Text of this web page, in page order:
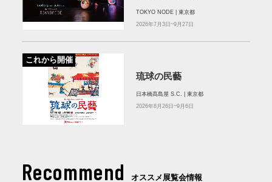
TOKYO NODE | 東京都
2026年7月3日~9月27日
これから開催
琉球の民藝
日本橋髙島屋 S.C. | 東京都
2026年8月26日~9月6日
Recommend オススメ展覧会情報